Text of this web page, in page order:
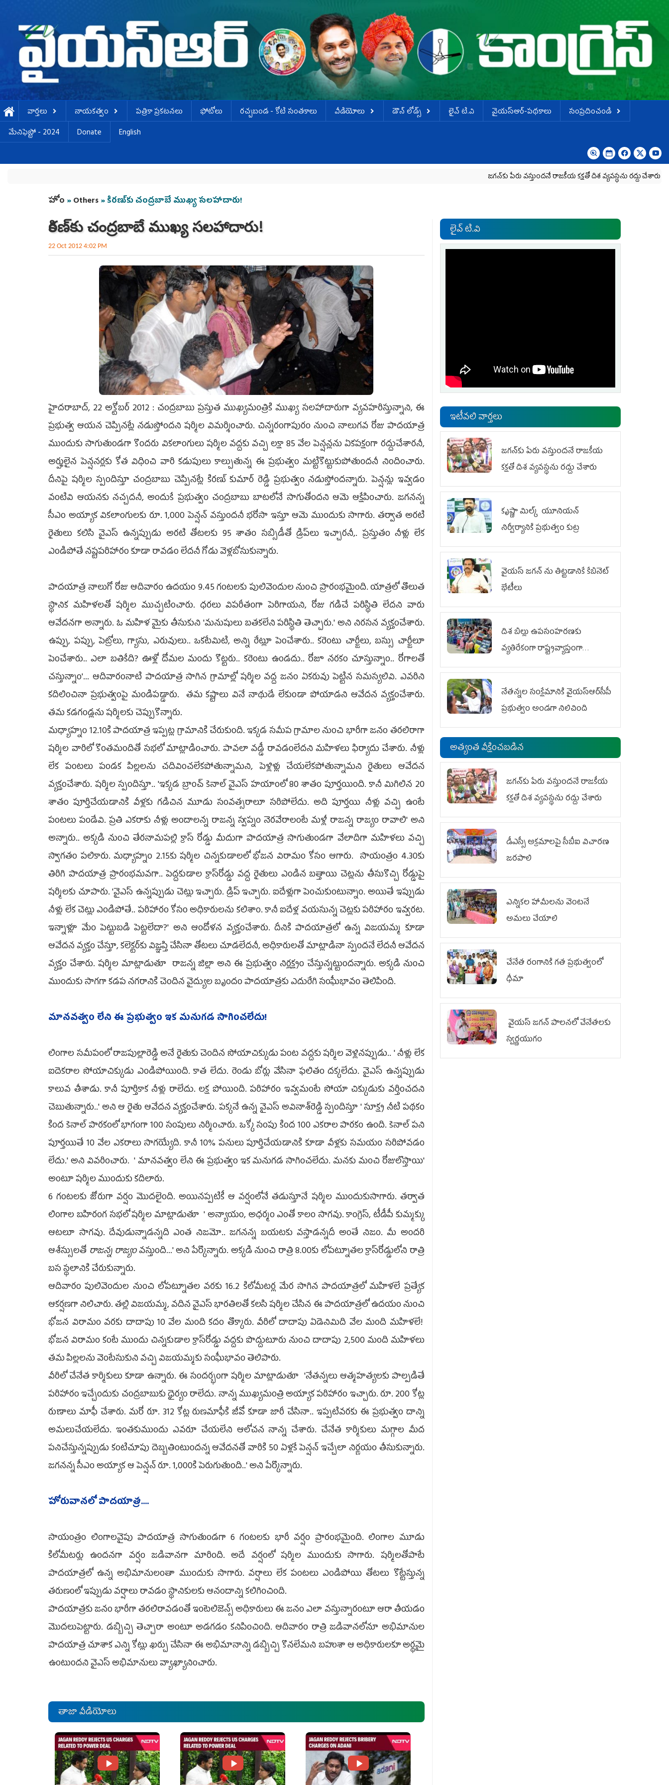
వార్తలు నాయకత్వం పత్రికా ప్రకటనలు ఫోటోలు ర‌చ్చ‌బండ‌ - కోటి సంత‌కాలు వీడియోలు డౌన్ లోడ్స్ లైవ్ టి.వి వైయస్ఆర్-పథకాలు
సంప్రదించండి
మేనిఫెస్టో - 2024
Donate English
జగన్‌కు పేరు వస్తుందనే రాజకీయ కక్షతో దిశ వ్య‌వ‌స్థ‌ను రద్దు చేశారు కృష్ణా
You are here
హోం »Others» కిరణ్‌కు చంద్రబాబే ముఖ్య సలహాదారు!
కిరణ్‌కు చంద్రబాబే ముఖ్య సలహాదారు!
22 Oct 2012 4:02 PM
హైదరాబాద్, 22 అక్టోబర్ 2012 : చంద్రబాబు ప్రస్తుత ముఖ్యమంత్రికి ముఖ్య సలహాదారుగా వ్యవహరిస్తున్నాని, ఈ
ప్రభుత్వ ఆయన చెప్పినట్లే నడుస్తోందని షర్మిల విమర్శించారు. చిన్నరంగాపురం నుంచి నాలుగవ రోజు పాదయాత్ర
ముందుకు సాగుతుండగా కొందరు వికలాంగులు షర్మిల వద్దకు వచ్చి లక్షా 85 వేల పెన్షన్లను ఏకపక్షంగా రద్దుచేశారనీ,
అర్హులైన పెన్షనర్లకు కోత విధించి వారి కడుపులు కాల్చుతున్న ఈ ప్రభుత్వం మట్టికొట్టుకుపోతుందనీ నిందించారు.
దీనిపై షర్మిల స్పందిస్తూ చంద్రబాబు చెప్పినట్లే కిరణ్ కుమార్ రెడ్డి ప్రభుత్వం నడుస్తోందన్నారు. పెన్షన్లు ఇవ్వడం
వంటివి ఆయనకు నచ్చదనీ, అందుకే ప్రభుత్వం చంద్రబాబు బాటలోనే సాగుతోందని ఆమె ఆక్షేపించారు. జగనన్న
సీఎం అయ్యాక వికలాంగులకు రూ. 1,000 పెన్షన్ వస్తుందనీ భరోసా ఇస్తూ ఆమె ముందుకు సాగారు. తర్వాత అరటి
రైతులు కలిసి వైఎస్ ఉన్నప్పుడు అరటి తోటలకు 95 శాతం సబ్సిడీతో డ్రిప్‌లు ఇచ్చారనీ,. ప్రస్తుతం నీళ్లు లేక
ఎండిపోతే నష్టపరిహారం కూడా రావడం లేదనీ గోడు వెళ్లబోసుకున్నారు.
పాదయాత్ర నాలుగో రోజు ఆదివారం ఉదయం 9.45 గంటలకు పులివెందుల నుంచి ప్రారంభమైంది. యాత్రలో తొలుత
స్థానిక మహిళలతో షర్మిల ముచ్చటించారు. ధరలు విపరీతంగా పెరిగాయని, రోజు గడిచే పరిస్థితి లేదని వారు
ఆవేదనగా అన్నారు. ఓ మహిళ మైకు తీసుకుని 'మనుషులు బతకలేని పరిస్థితి తెచ్చారు.' అని నిరసన వ్యక్తంచేశారు.
ఉప్పు, పప్పు, పెట్రోలు, గ్యాసు, ఎరువులు.. ఒకటేమిటి, అన్ని రేట్లూ పెంచేశారు.. కరెంటు చార్జీలు, బస్సు చార్జీలూ
పెంచేశారు.. ఎలా బతికేది? ఊళ్లో దోమల మందు కొట్టరు.. కరెంటు ఉండదు.. రోజూ నరకం చూస్తున్నాం.. రోగాలతో
చస్తున్నాం'... ఆదివారంనాటి పాదయాత్ర సాగిన గ్రామాల్లో షర్మిల వద్ద జనం ఏకరువు పెట్టిన సమస్యలివి. ఎవరిని
కదిలించినా ప్రభుత్వంపై మండిపడ్డారు. తమ కష్టాలు వినే నాథుడే లేకుండా పోయాడని ఆవేదన వ్యక్తంచేశారు.
తమ కడగండ్లను షర్మిలకు చెప్పుకొన్నారు.
మధ్యాహ్నం 12.10కి పాదయాత్ర ఇప్పట్ల గ్రామానికి చేరుకుంది. ఇక్కడ సమీప గ్రామాల నుంచి భారీగా జనం తరలిరాగా
షర్మిల వారిలో కొంతమందితో సభలో మాట్లాడించారు. పావలా వడ్డీ రావడంలేదని మహిళలు ఫిర్యాదు చేశారు. నీళ్లు
లేక పంటలు పండక పిల్లలను చదివించలేకపోతున్నామని, పెళ్లిళ్లు చేయలేకపోతున్నామని రైతులు ఆవేదన
వ్యక్తంచేశారు. షర్మిల స్పందిస్తూ.. 'ఇక్కడ బ్రాంచ్ కెనాల్ వైఎస్ హయాంలో 80 శాతం పూర్తయింది. కానీ మిగిలిన 20
శాతం పూర్తిచేయడానికి వీళ్లకు గడిచిన మూడు సంవత్సరాలూ సరిపోలేదు. అది పూర్తయి నీళ్లు వచ్చి ఉంటే
పంటలు పండేవి. ప్రతి ఎకరాకు నీళ్లు అందాలన్న రాజన్న స్వప్నం నెరవేరాలంటే మళ్లీ రాజన్న రాజ్యం రావాలి' అని
అన్నారు.. అక్కడి నుంచి తేరనామపల్లి క్రాస్ రోడ్డు మీదుగా పాదయాత్ర సాగుతుండగా వేలాదిగా మహిళలు వచ్చి
స్వాగతం పలికారు. మధ్యాహ్నం 2.15కు షర్మిల చిన్నకుడాలలో భోజన విరామం కోసం ఆగారు. సాయంత్రం 4.30కు
తిరిగి పాదయాత్ర ప్రారంభమవగా.. పెద్దకుడాల క్రాస్‌రోడ్డు వద్ద రైతులు ఎండిన బత్తాయి చెట్లను తీసుకొచ్చి రోడ్డుపై
షర్మిలకు చూపారు. 'వైఎస్ ఉన్నప్పుడు చెట్లు ఇచ్చారు. డ్రిప్ ఇచ్చారు. ఐదేళ్లుగా పెంచుకుంటున్నాం. అయితే ఇప్పుడు
నీళ్లు లేక చెట్లు ఎండిపోతే.. పరిహారం కోసం అధికారులను కలిశాం. కానీ ఐదేళ్ల వయసున్న చెట్లకు పరిహారం ఇవ్వరట.
ఇన్నాళ్లూ మేం పెట్టుబడి పెట్టలేదా?' అని ఆందోళన వ్యక్తంచేశారు. దీనికి పాదయాత్రలో ఉన్న విజయమ్మ కూడా
ఆవేదన వ్యక్తం చేస్తూ, కలెక్టర్‌కు విజ్ఞప్తి చేసినా తోటలు చూడలేదనీ, అధికారులతో మాట్లాడినా స్పందనే లేదనీ ఆవేదన
వ్యక్తం చేశారు. షర్మిల మాట్లాడుతూ రాజన్న జిల్లా అని ఈ ప్రభుత్వం నిర్లక్ష్యం చేస్తున్నట్టుందన్నారు. అక్కడి నుంచి
ముందుకు సాగగా కడప నగరానికి చెందిన వైద్యుల బృందం పాదయాత్రకు ఎదురేగి సంఘీభావం తెలిపింది.
మానవత్వం లేని ఈ ప్రభుత్వం ఇక మనుగడ సాగించలేదు!
లింగాల సమీపంలో రాజపుల్లారెడ్డి అనే రైతుకు చెందిన సోయాచిక్కుడు పంట వద్దకు షర్మిల వెళ్లినప్పుడు.. ' నీళ్లు లేక
ఐదెకరాల సోయాచిక్కుడు ఎండిపోయింది. కాత లేదు. రెండు బోర్లు వేసినా ఫలితం దక్కలేదు. వైఎస్ ఉన్నప్పుడు
కాలువ తీశాడు. కానీ పూర్తికాక నీళ్లు రాలేదు. లక్ష పోయింది. పరిహారం ఇవ్వమంటే సోయా చిక్కుడుకు వర్తించదని
చెబుతున్నారు..' అని ఆ రైతు ఆవేదన వ్యక్తంచేశారు. పక్కనే ఉన్న వైఎస్ అవినాశ్‌రెడ్డి స్పందిస్తూ ' సూక్ష్మ నీటి పథకం
కింద కెనాల్ పారకంలో భాగంగా 100 సంపులు నిర్మించారు. ఒక్కో సంపు కింద 100 ఎకరాల పారకం ఉంది. కెనాల్ పని
పూర్తయితే 10 వేల ఎకరాలు సాగయ్యేది. కానీ 10% పనులు పూర్తిచేయడానికి కూడా వీళ్లకు సమయం సరిపోవడం
లేదు.' అని వివరించారు. ' మానవత్వం లేని ఈ ప్రభుత్వం ఇక మనుగడ సాగించలేదు. మనకు మంచి రోజులొస్తాయి'
అంటూ షర్మిల ముందుకు కదిలారు.
6 గంటలకు జోరుగా వర్షం మొదలైంది. అయినప్పటికీ ఆ వర్షంలోనే తడుస్తూనే షర్మిల ముందుకుసాగారు. తర్వాత
లింగాల బహిరంగ సభలో షర్మిల మాట్లాడుతూ ' అన్యాయం, అధర్మం ఎంతో కాలం సాగవు. కాంగ్రెస్, టీడీపీ కుమ్మక్కు
ఆటలూ సాగవు. దేవుడున్నాడన్నది ఎంత నిజమో.. జగనన్న బయటకు వస్తాడన్నదీ అంతే నిజం. మీ అందరి
ఆశీస్సులతో రాజన్న రాజ్యంవస్తుంది...' అని పేర్కొన్నారు. అక్కడి నుంచి రాత్రి 8.00కు లోపట్నూతల క్రాస్‌రోడ్డులోని రాత్రి
బస స్థలానికి చేరుకున్నారు.
ఆదివారం పులివెందుల నుంచి లోపట్నూతల వరకు 16.2 కిలోమీటర్ల మేర సాగిన పాదయాత్రలో మహిళలే ప్రత్యేక
ఆకర్షణగా నిలిచారు. తల్లి విజయమ్మ, వదిన వైఎస్ భారతిలతో కలసి షర్మిల చేసిన ఈ పాదయాత్రలో ఉదయం నుంచి
భోజన విరామం వరకు దాదాపు 10 వేల మంది కదం తొక్కారు. వీరిలో దాదాపు ఏడెనిమిది వేల మంది మహిళలే!
భోజన విరామం కంటే ముందు చిన్నకుడాల క్రాస్‌రోడ్డు వద్దకు పొద్దుటూరు నుంచి దాదాపు 2,500 మంది మహిళలు
తమ పిల్లలను వెంటేసుకుని వచ్చి విజయమ్మకు సంఘీభావం తెలిపారు.
వీరిలో చేనేత కార్మికులు కూడా ఉన్నారు. ఈ సందర్భంగా షర్మిల మాట్లాడుతూ 'నేతన్నలు ఆత్మహత్యలకు పాల్పడితే
పరిహారం ఇచ్చేందుకు చంద్రబాబుకు ధైర్యం రాలేదు. నాన్న ముఖ్యమంత్రి అయ్యాక పరిహారం ఇచ్చారు. రూ. 200 కోట్ల
రుణాలు మాఫీ చేశారు. మరో రూ. 312 కోట్ల రుణమాఫీకి జీవో కూడా జారీ చేసినా.. ఇప్పటివరకు ఈ ప్రభుత్వం దాన్ని
అమలుచేయలేదు. ఇంతకుముందు ఎవరూ చేయలేని ఆలోచన నాన్న చేశారు. చేనేత కార్మికులు మగ్గాల మీద
పనిచేస్తున్నప్పుడు కంటిచూపు దెబ్బతింటుందన్న ఆవేదనతో వారికి 50 ఏళ్లకే పెన్షన్ ఇచ్చేలా నిర్ణయం తీసుకున్నారు.
జగనన్న సీఎం అయ్యాక ఆ పెన్షన్ రూ. 1,000కి పెరుగుతుంది..' అని పేర్కొన్నారు.
హోరువానలో పాదయాత్ర....
సాయంత్రం లింగాలవైపు పాదయాత్ర సాగుతుండగా 6 గంటలకు భారీ వర్షం ప్రారంభమైంది. లింగాల మూడు
కిలోమీటర్లు ఉందనగా వర్షం జడివానగా మారింది. అదే వర్షంలో షర్మిల ముందుకు సాగారు. షర్మిలతోపాటే
పాదయాత్రలో ఉన్న అభిమానులంతా ముందుకు సాగారు. వర్షాలు లేక పంటలు ఎండిపోయి తోటలు కొట్టేస్తున్న
తరుణంలో ఇప్పుడు వర్షాలు రావడం స్థానికులకు ఆనందాన్ని కలిగించింది.
పాదయాత్రకు జనం భారీగా తరలిరావడంతో ఇంటెలిజెన్స్ అధికారులు ఈ జనం ఎలా వస్తున్నారంటూ ఆరా తీయడం
మొదలుపెట్టారు. డబ్బిచ్చి తెచ్చారా అంటూ అడగడం కనిపించింది. ఆదివారం రాత్రి జడివానలోనూ అభిమానుల
పాదయాత్ర చూశాక ఎన్ని కోట్లు ఖర్చు చేసినా ఈ అభిమానాన్ని డబ్బిచ్చి కొనలేమని బహుశా ఆ అధికారులకూ అర్థమై
ఉంటుందని వైఎస్ అభిమానులు వ్యాఖ్యానించారు.
తాజా వీడియోలు
లైవ్ టి.వి
ఇటీవలి వార్తలు
జగన్‌కు పేరు వస్తుందనే రాజకీయ
కక్షతో దిశ వ్య‌వ‌స్థ‌ను రద్దు చేశారు
కృష్ణా మిల్క్‌ యూనియన్‌
నిర్వీర్యానికి ప్రభుత్వం కుట్ర
వైయ‌స్ జగన్‌ ను తిట్టడానికే కేబినెట్‌
భేటీలు
దిశ బిల్లు ఉపసంహరణకు
వ్యతిరేకంగా రాష్ట్రవ్యాప్తంగా
వైయ‌స్ఆర్‌సీపీ మహిళా విభాగం
నేతన్నల సంక్షేమానికి వైయ‌స్ఆర్‌సీపీ
ప్రభుత్వం అండగా నిలిచింది
అత్యంత వీక్షించబడిన
జగన్‌కు పేరు వస్తుందనే రాజకీయ
కక్షతో దిశ వ్య‌వ‌స్థ‌ను రద్దు చేశారు
డీఎస్సీ అక్రమాలపై సీబీఐ విచారణ
జరపాలి
ఎన్నికల హామీలను వెంటనే
అమలు చేయాలి
చేనేత రంగానికి గత ప్రభుత్వంలో
ధీమా
వైయ‌స్ జగన్ పాలనలో చేనేతలకు
స్వర్ణయుగం